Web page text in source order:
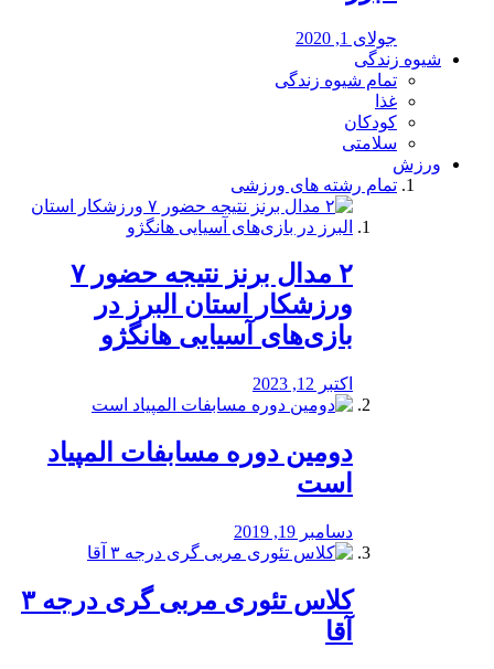
جولای 1, 2020
شیوه زندگی
تمام شیوه زندگی
غذا
کودکان
سلامتی
ورزش
تمام رشته های ورزشی
۲ مدال برنز نتیجه حضور ۷
ورزشکار استان البرز در
بازی‌های آسیایی هانگژو
اکتبر 12, 2023
دومین دوره مسابفات المپیاد
است
دسامبر 19, 2019
کلاس تئوری مربی گری درجه ۳
آقا